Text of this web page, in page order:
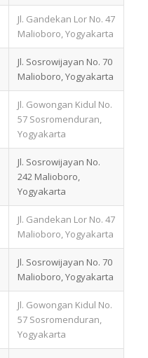
Jl. Gandekan Lor No. 47
Malioboro, Yogyakarta
Jl. Sosrowijayan No. 70
Malioboro, Yogyakarta
Jl. Gowongan Kidul No.
57 Sosromenduran,
Yogyakarta
Jl. Sosrowijayan No.
242 Malioboro,
Yogyakarta
Jl. Gandekan Lor No. 47
Malioboro, Yogyakarta
Jl. Sosrowijayan No. 70
Malioboro, Yogyakarta
Jl. Gowongan Kidul No.
57 Sosromenduran,
Yogyakarta